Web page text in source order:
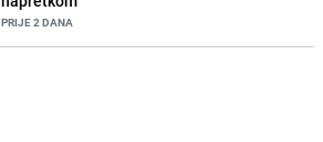
PRIJE 2 DANA